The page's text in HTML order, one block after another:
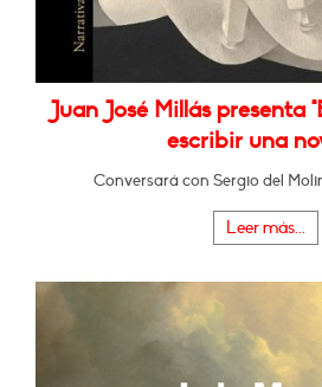
Juan José Millás presenta
escribir una
Conversará con Sergio del
Leer más...